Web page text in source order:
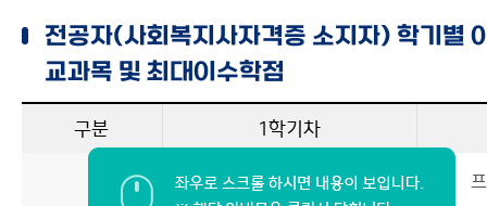
글로벌협력대학원
창의미래융합대학원
전공자(사회복지사자격증 소지자) 학기별
교과목 및 최대이수학점
구분 1학기차
사회복지조사론